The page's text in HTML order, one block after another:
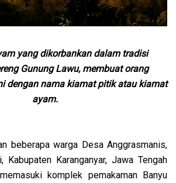
yang dikorbankan dalam tradisi
Gunung Lawu, membuat orang
dengan nama kiamat pitik atau kiamat
ayam.
beberapa warga Desa Anggrasmanis,
Kabupaten Karanganyar, Jawa Tengah
komplek pemakaman Banyu